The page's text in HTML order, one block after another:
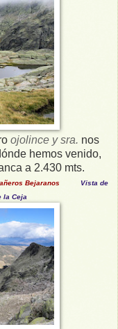
ojolince y sra. nos
hemos venido,
a 2.430 mts.
Bejaranos Vista de
la Ceja